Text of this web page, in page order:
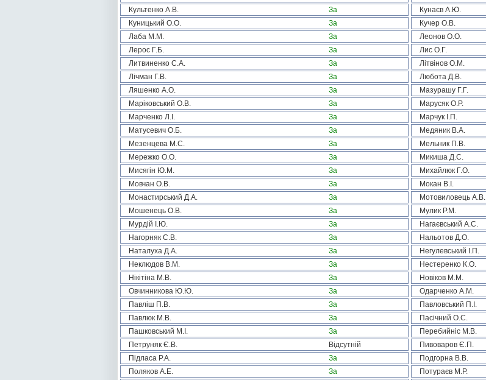
Культенко А.В.
За Кунаєв А.Ю.
Куницький О.О.
За Кучер О.В.
Лаба М.М.
За Леонов О.О.
Лерос Г.Б.
За Лис О.Г.
Литвиненко С.А.
За Літвінов О.М.
Лічман Г.В.
За Любота Д.В.
Ляшенко А.О.
За Мазурашу Г.Г.
Маріковський О.В.
За Марусяк О.Р.
Марченко Л.І.
За Марчук І.П.
Матусевич О.Б.
За Медяник В.А.
Мезенцева М.С.
За Мельник П.В.
Мережко О.О.
За Микиша Д.С.
Мисягін Ю.М.
За Михайлюк Г.О.
Мовчан О.В.
За Мокан В.І.
Монастирський Д.А.
За Мотовиловець А.В.
Мошенець О.В.
За Мулик Р.М.
Мурдій І.Ю.
За Нагаєвський А.С.
Нагорняк С.В.
За Нальотов Д.О.
Наталуха Д.А.
За Негулевський І.П.
Неклюдов В.М.
За Нестеренко К.О.
Нікітіна М.В.
За Новіков М.М.
Овчинникова Ю.Ю.
За Одарченко А.М.
Павліш П.В.
За Павловський П.І.
Павлюк М.В.
За Пасічний О.С.
Пашковський М.І.
За Перебийніс М.В.
Петруняк Є.В.
Відсутній Пивоваров Є.П.
Підласа Р.А.
За Подгорна В.В.
Поляков А.Е.
За Потураєв М.Р.